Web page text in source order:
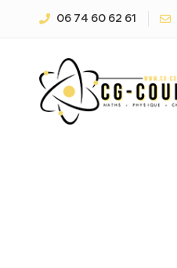
06 74 60 62 61